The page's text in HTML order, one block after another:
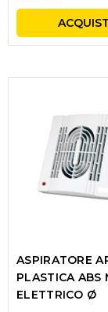
ASPIRATORE
PLASTICA ABS
ELETTRICO Ø